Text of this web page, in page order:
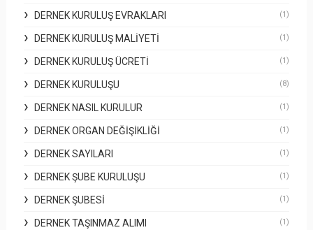
DERNEK KURULUŞ EVRAKLARI (1)
DERNEK KURULUŞ MALIYETI (1)
DERNEK KURULUŞ ÜCRETI (1)
DERNEK KURULUŞU (8)
DERNEK NASIL KURULUR (1)
DERNEK ORGAN DEĞIŞIKLIĞI (1)
DERNEK SAYILARI (1)
DERNEK ŞUBE KURULUŞU (1)
DERNEK ŞUBESI (1)
DERNEK TAŞINMAZ ALIMI (1)